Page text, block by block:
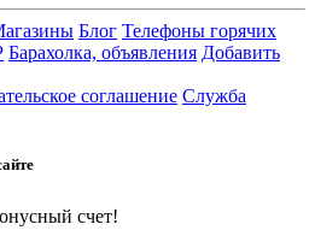
Блог Телефоны горячих
Барахолка, объявления Добавить
соглашение Служба
счет!